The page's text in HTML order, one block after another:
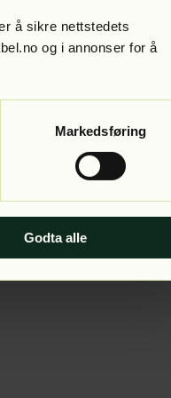
å sikre nettstedets
og i annonser for å
Markedsføring
Godta alle